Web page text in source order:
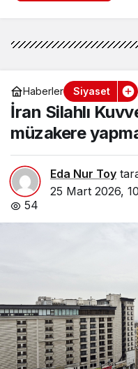
Haberler Siyaset
İran Silahlı
müzakere
Eda Nur Toy
25 Mart 2026,
54